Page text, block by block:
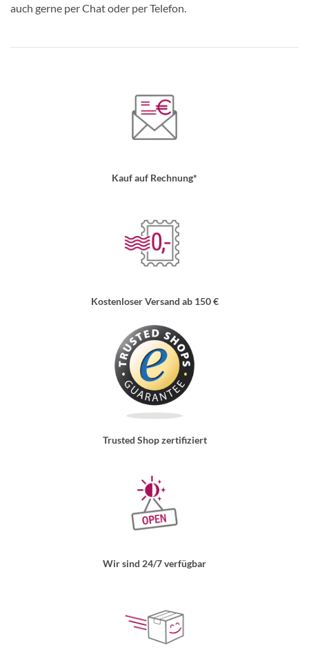
auch gerne per Chat oder per Telefon.
Kauf auf Rechnung*
Kostenloser Versand ab 150 €
Trusted Shop zertifiziert
Wir sind 24/7 verfügbar